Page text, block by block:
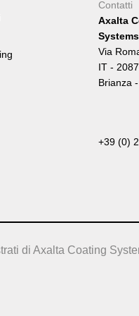
Contatti
Axalta
Via
IT -
Brianza
+39 (0)
di Axalta Coating